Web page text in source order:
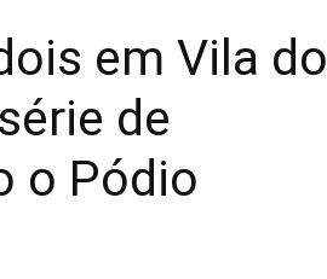
em Vila do
de
o Pódio